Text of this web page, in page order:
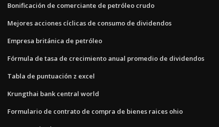
Bonificación de comerciante de petróleo crudo
Mejores acciones cíclicas de consumo de dividendos
Empresa británica de petróleo
Fórmula de tasa de crecimiento anual promedio de dividendos
Tabla de puntuación z excel
Krungthai bank central world
Formulario de contrato de compra de bienes raices ohio